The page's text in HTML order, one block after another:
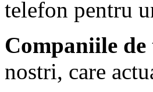
telefon pentru
Companiile
nostri, care